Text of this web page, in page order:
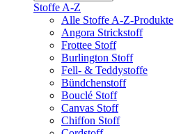
Stoffe A-Z
Alle Stoffe A-Z-Produkte
Angora Strickstoff
Frottee Stoff
Burlington Stoff
Fell- & Teddystoffe
Bündchenstoff
Bouclé Stoff
Canvas Stoff
Chiffon Stoff